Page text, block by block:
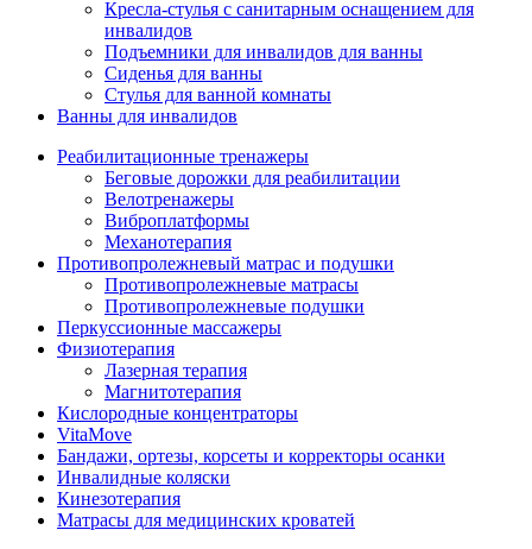
Кресла-стулья с санитарным оснащением для
инвалидов
Подъемники для инвалидов для ванны
Сиденья для ванны
Стулья для ванной комнаты
Ванны для инвалидов
Реабилитационные тренажеры
Беговые дорожки для реабилитации
Велотренажеры
Виброплатформы
Механотерапия
Противопролежневый матрас и подушки
Противопролежневые матрасы
Противопролежневые подушки
Перкуссионные массажеры
Физиотерапия
Лазерная терапия
Магнитотерапия
Кислородные концентраторы
VitaMove
Бандажи, ортезы, корсеты и корректоры осанки
Инвалидные коляски
Кинезотерапия
Матрасы для медицинских кроватей